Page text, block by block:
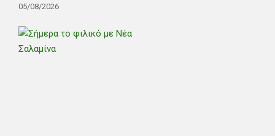
05/08/2026